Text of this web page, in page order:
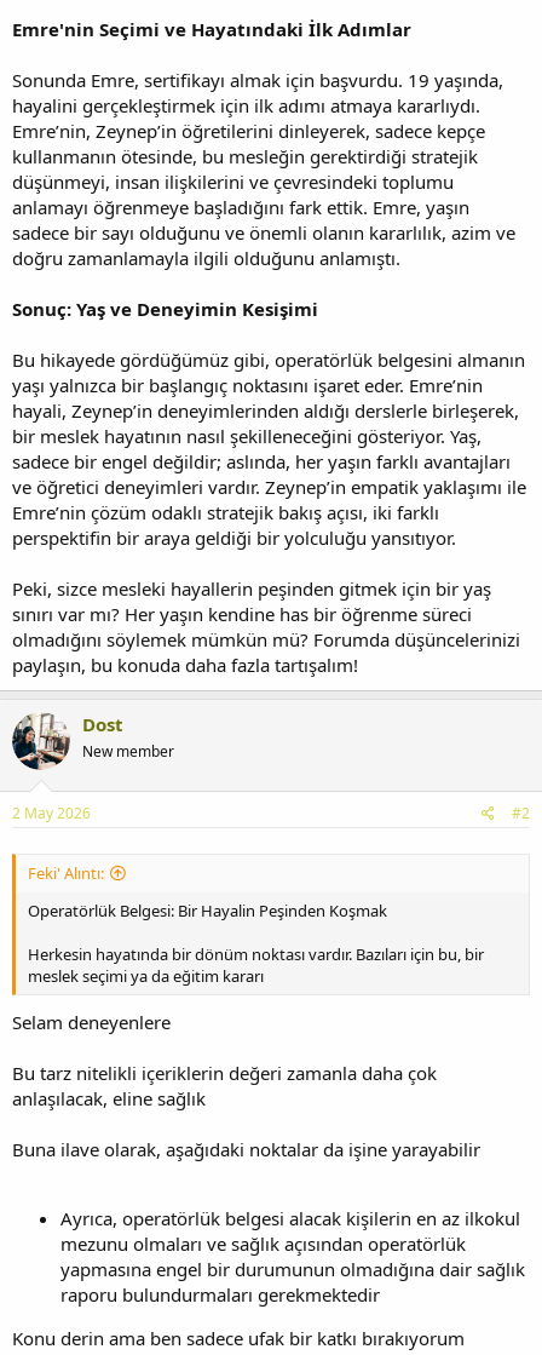
Emre'nin Seçimi ve Hayatındaki İlk Adımlar
Sonunda Emre, sertifikayı almak için başvurdu. 19 yaşında,
hayalini gerçekleştirmek için ilk adımı atmaya kararlıydı.
Emre’nin, Zeynep’in öğretilerini dinleyerek, sadece kepçe
kullanmanın ötesinde, bu mesleğin gerektirdiği stratejik
düşünmeyi, insan ilişkilerini ve çevresindeki toplumu
anlamayı öğrenmeye başladığını fark ettik. Emre, yaşın
sadece bir sayı olduğunu ve önemli olanın kararlılık, azim ve
doğru zamanlamayla ilgili olduğunu anlamıştı.
Sonuç: Yaş ve Deneyimin Kesişimi
Bu hikayede gördüğümüz gibi, operatörlük belgesini almanın
yaşı yalnızca bir başlangıç noktasını işaret eder. Emre’nin
hayali, Zeynep’in deneyimlerinden aldığı derslerle birleşerek,
bir meslek hayatının nasıl şekilleneceğini gösteriyor. Yaş,
sadece bir engel değildir; aslında, her yaşın farklı avantajları
ve öğretici deneyimleri vardır. Zeynep’in empatik yaklaşımı ile
Emre’nin çözüm odaklı stratejik bakış açısı, iki farklı
perspektifin bir araya geldiği bir yolculuğu yansıtıyor.
Peki, sizce mesleki hayallerin peşinden gitmek için bir yaş
sınırı var mı? Her yaşın kendine has bir öğrenme süreci
olmadığını söylemek mümkün mü? Forumda düşüncelerinizi
paylaşın, bu konuda daha fazla tartışalım!
Dost
New member
2 May 2026 #2
Feki' Alıntı:
Operatörlük Belgesi: Bir Hayalin Peşinden Koşmak
Herkesin hayatında bir dönüm noktası vardır. Bazıları için bu, bir
meslek seçimi ya da eğitim kararı
Selam deneyenlere
Bu tarz nitelikli içeriklerin değeri zamanla daha çok
anlaşılacak, eline sağlık
Buna ilave olarak, aşağıdaki noktalar da işine yarayabilir
Ayrıca, operatörlük belgesi alacak kişilerin en az ilkokul
mezunu olmaları ve sağlık açısından operatörlük
yapmasına engel bir durumunun olmadığına dair sağlık
raporu bulundurmaları gerekmektedir
Konu derin ama ben sadece ufak bir katkı bırakıyorum